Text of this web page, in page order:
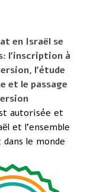
en Israël se
l’inscription à
l’étude
et le passage
autorisée et
et l’ensemble
le monde